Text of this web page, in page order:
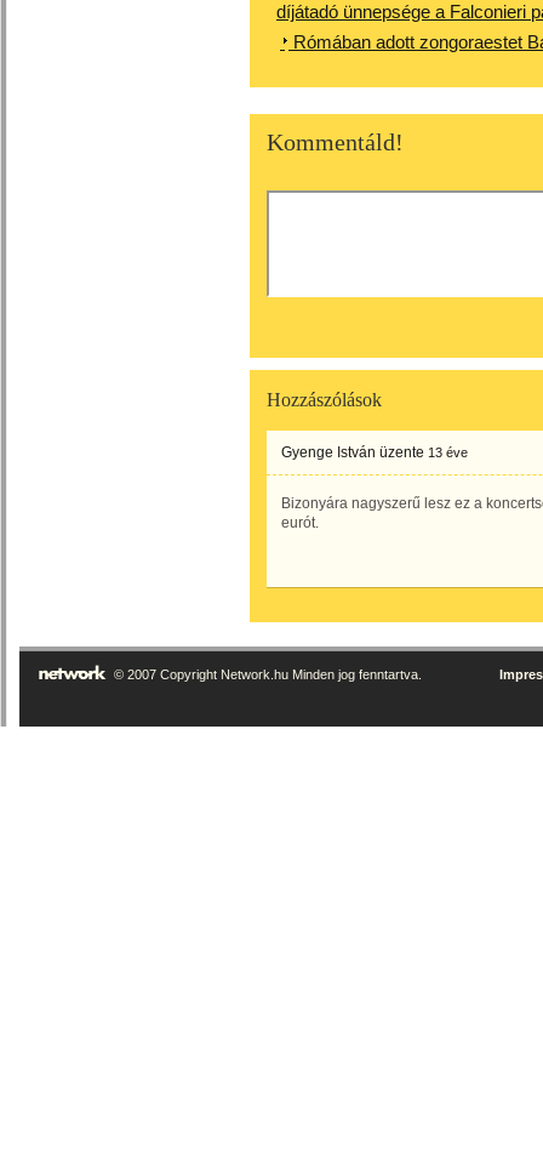
díjátadó ünnepsége a Falconieri
Rómában adott zongoraestet
Kommentáld!
Hozzászólások
Gyenge István üzente 13 éve
Bizonyára nagyszerű lesz ez a
eurót.
© 2007 Copyright Network.hu Minden jog fenntartva.